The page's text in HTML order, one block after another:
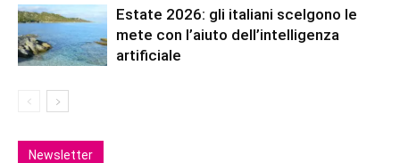
Estate 2026: gli italiani scelgono le
mete con l’aiuto dell’intelligenza
artificiale
Newsletter